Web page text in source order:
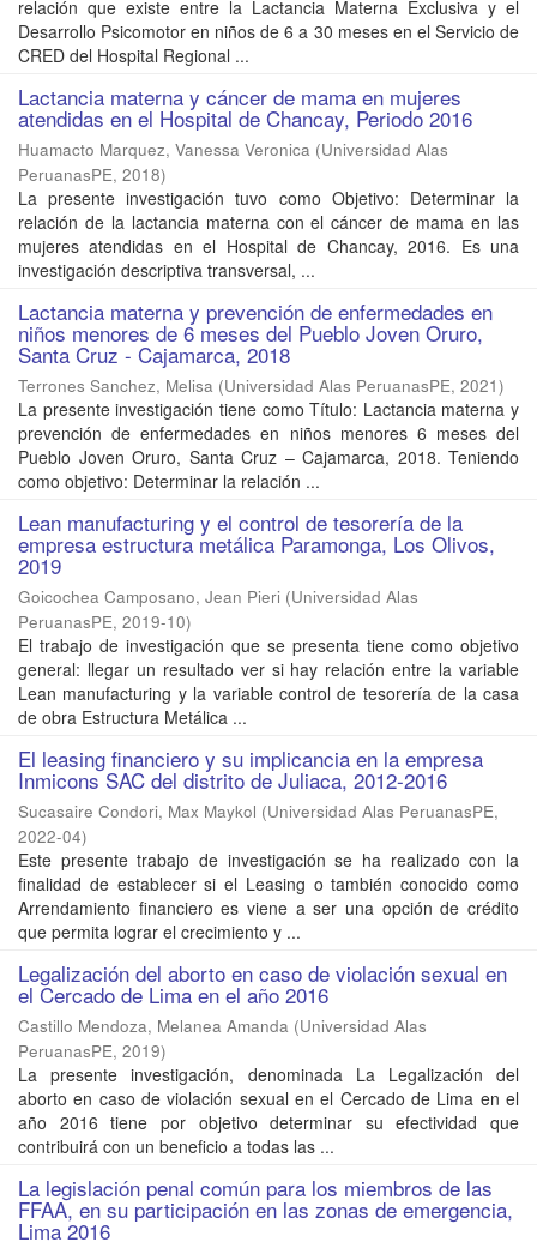
relación que existe entre la Lactancia Materna Exclusiva y el
Desarrollo Psicomotor en niños de 6 a 30 meses en el Servicio de
CRED del Hospital Regional ...
Lactancia materna y cáncer de mama en mujeres
atendidas en el Hospital de Chancay, Periodo 2016
Huamacto Marquez, Vanessa Veronica (Universidad Alas
PeruanasPE, 2018)
La presente investigación tuvo como Objetivo: Determinar la
relación de la lactancia materna con el cáncer de mama en las
mujeres atendidas en el Hospital de Chancay, 2016. Es una
investigación descriptiva transversal, ...
Lactancia materna y prevención de enfermedades en
niños menores de 6 meses del Pueblo Joven Oruro,
Santa Cruz - Cajamarca, 2018
Terrones Sanchez, Melisa (Universidad Alas PeruanasPE, 2021)
La presente investigación tiene como Título: Lactancia materna y
prevención de enfermedades en niños menores 6 meses del
Pueblo Joven Oruro, Santa Cruz – Cajamarca, 2018. Teniendo
como objetivo: Determinar la relación ...
Lean manufacturing y el control de tesorería de la
empresa estructura metálica Paramonga, Los Olivos,
2019
Goicochea Camposano, Jean Pieri (Universidad Alas
PeruanasPE, 2019-10)
El trabajo de investigación que se presenta tiene como objetivo
general: llegar un resultado ver si hay relación entre la variable
Lean manufacturing y la variable control de tesorería de la casa
de obra Estructura Metálica ...
El leasing financiero y su implicancia en la empresa
Inmicons SAC del distrito de Juliaca, 2012-2016
Sucasaire Condori, Max Maykol (Universidad Alas PeruanasPE,
2022-04)
Este presente trabajo de investigación se ha realizado con la
finalidad de establecer si el Leasing o también conocido como
Arrendamiento financiero es viene a ser una opción de crédito
que permita lograr el crecimiento y ...
Legalización del aborto en caso de violación sexual en
el Cercado de Lima en el año 2016
Castillo Mendoza, Melanea Amanda (Universidad Alas
PeruanasPE, 2019)
La presente investigación, denominada La Legalización del
aborto en caso de violación sexual en el Cercado de Lima en el
año 2016 tiene por objetivo determinar su efectividad que
contribuirá con un beneficio a todas las ...
La legislación penal común para los miembros de las
FFAA, en su participación en las zonas de emergencia,
Lima 2016